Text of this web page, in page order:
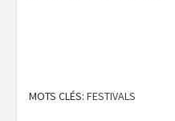
MOTS CLÉS: FESTIVALS